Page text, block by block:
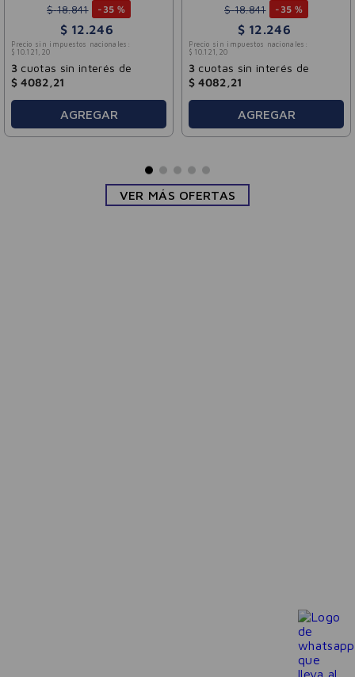
$ 18.841 - 35 %
$ 12.246
Precio sin impuestos nacionales:
$ 10.121 , 20
3 cuotas sin interés de
$ 4082 21
AGREGAR
$ 18.841 - 35 %
$ 12.246
Precio sin impuestos nacionales:
$ 10.121 , 20
3 cuotas sin interés de
$ 4082 21
AGREGAR
VER MÁS OFERTAS